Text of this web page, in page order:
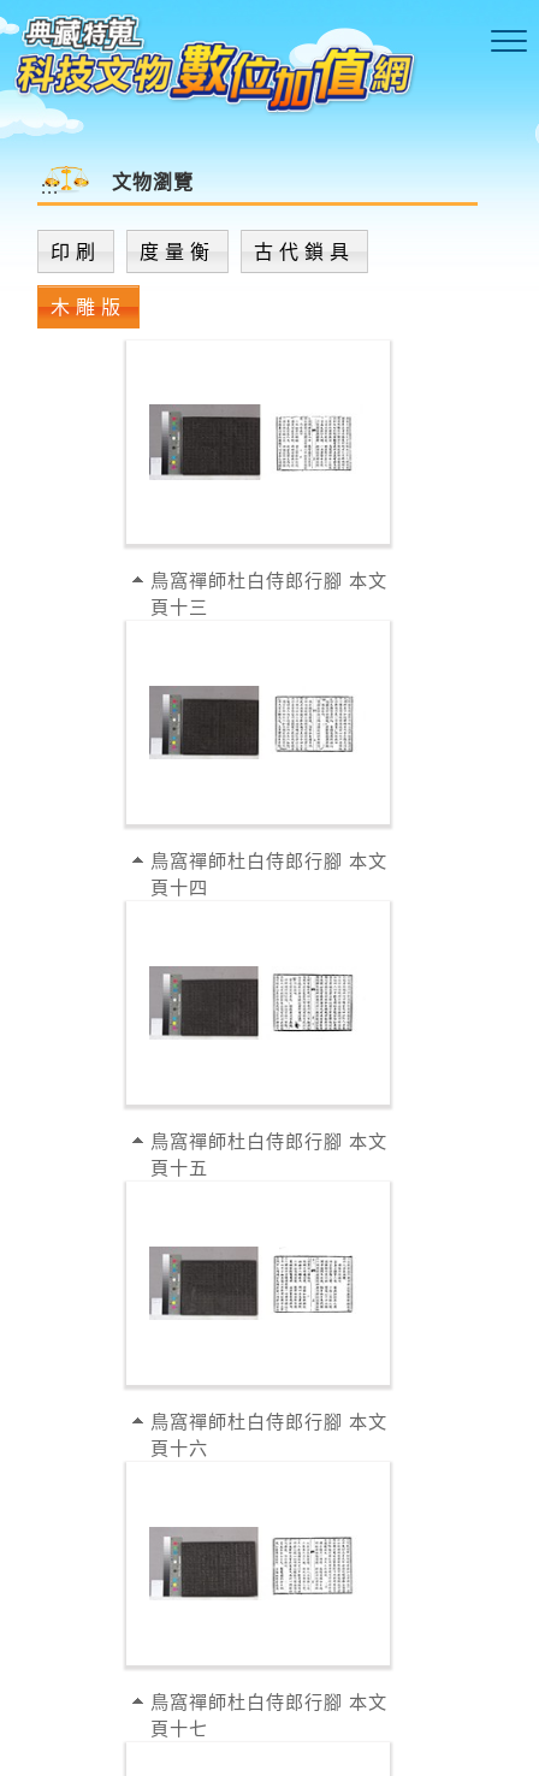
跳到主要內容區塊
::: 文物瀏覽
印刷 度量衡 古代鎖具
木雕版
鳥窩禪師杜白侍郎行腳 本文
頁十三
鳥窩禪師杜白侍郎行腳 本文
頁十四
鳥窩禪師杜白侍郎行腳 本文
頁十五
鳥窩禪師杜白侍郎行腳 本文
頁十六
鳥窩禪師杜白侍郎行腳 本文
頁十七